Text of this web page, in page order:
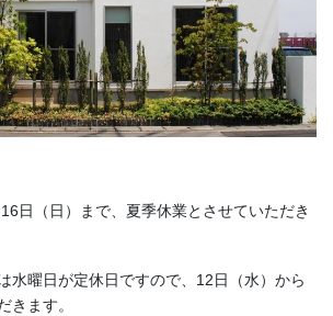
日（日）まで、夏季休業とさせていただき
水曜日が定休日ですので、12日（水）から
きます。